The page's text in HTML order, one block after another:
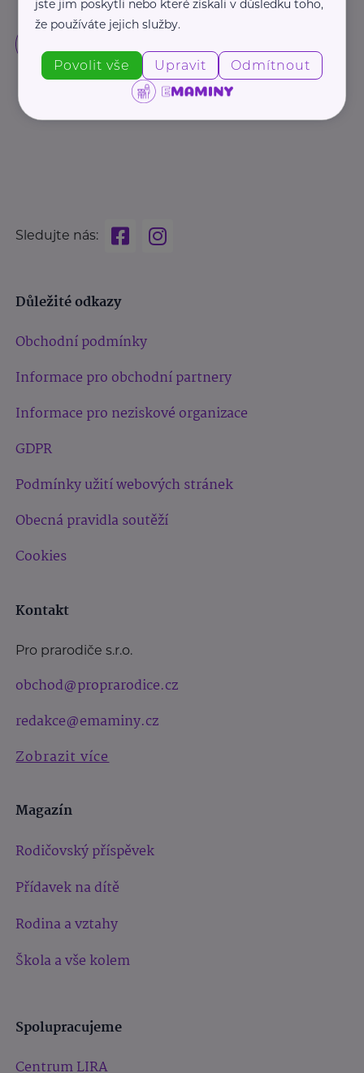
Sledujte nás:
Důležité odkazy
Obchodní podmínky
Informace pro obchodní partnery
Informace pro neziskové organizace
GDPR
Podmínky užití webových stránek
Obecná pravidla soutěží
Cookies
Kontakt
Pro prarodiče s.r.o.
obchod@proprarodice.cz
redakce@emaminy.cz
Zobrazit více
Magazín
Rodičovský příspěvek
Přídavek na dítě
Rodina a vztahy
Škola a vše kolem
Spolupracujeme
Centrum LIRA
jste jim poskytli nebo které získali v důsledku toho,
že používáte jejich služby.
Povolit vše Upravit Odmítnout